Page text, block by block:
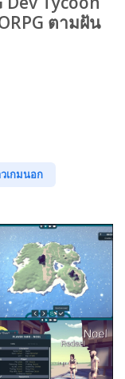
ตามฝัน
เกมนอก